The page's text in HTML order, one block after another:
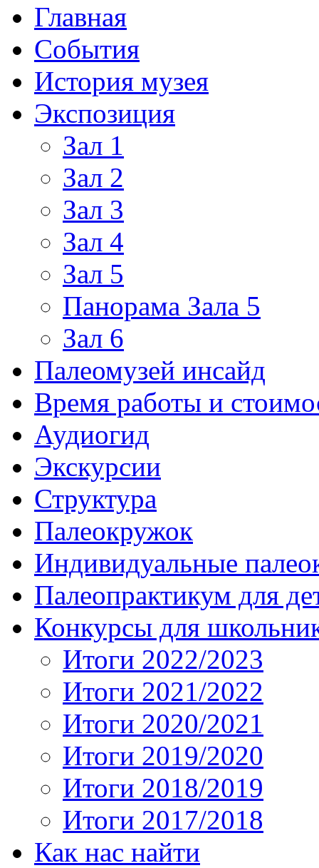
Главная
События
История музея
Экспозиция
Зал 1
Зал 2
Зал 3
Зал 4
Зал 5
Панорама Зала 5
Зал 6
Палеомузей инсайд
Время работы и
Аудиогид
Экскурсии
Структура
Палеокружок
Индивидуальные
Палеопрактикум для
Конкурсы для
Итоги 2022/2023
Итоги 2021/2022
Итоги 2020/2021
Итоги 2019/2020
Итоги 2018/2019
Итоги 2017/2018
Как нас найти